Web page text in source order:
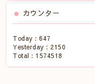
カウンター
Today :647
Yesterday : 2150
Total : 1574518